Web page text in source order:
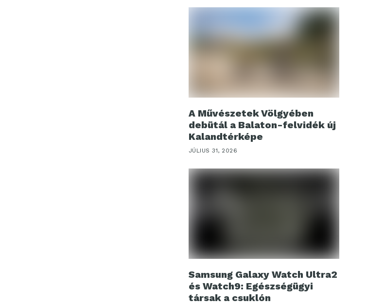
A Művészetek Völgyében
debütál a Balaton-felvidék új
Kalandtérképe
JÚLIUS 31, 2026
Samsung Galaxy Watch Ultra2
és Watch9: Egészségügyi
társak a csuklón